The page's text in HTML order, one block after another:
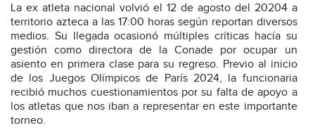
La ex atleta nacional volvió el 12 de agosto del 20204 a
territorio azteca a las 17:00 horas según reportan diversos
medios. Su llegada ocasionó múltiples críticas hacía su
gestión como directora de la Conade por ocupar un
asiento en primera clase para su regreso. Previo al inicio
de los Juegos Olímpicos de París 2024, la funcionaria
recibió muchos cuestionamientos por su falta de apoyo a
los atletas que nos iban a representar en este importante
torneo.